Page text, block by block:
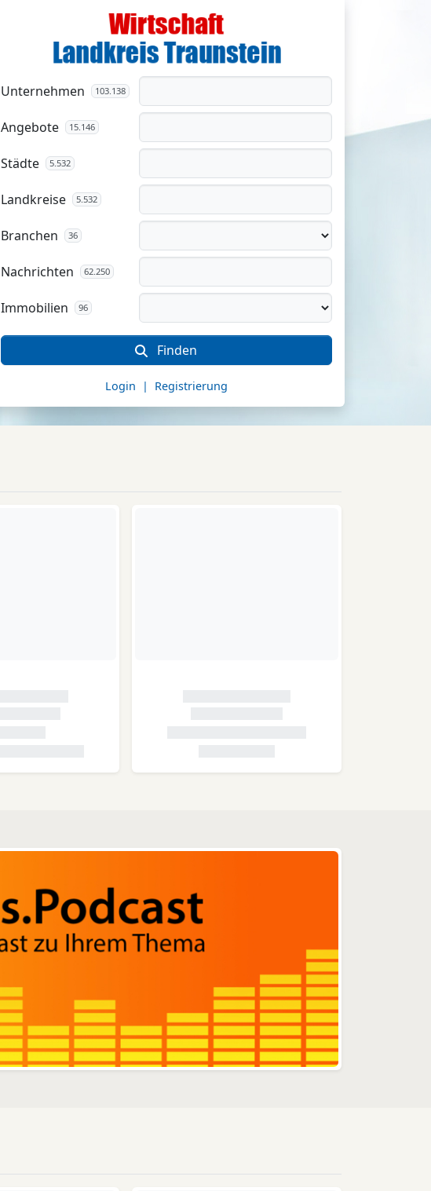
Unternehmen 103.138
Angebote 15.146
Städte 5.532
Landkreise 5.532
Branchen 36
Nachrichten 62.250
Immobilien 96
Finden
Login | Registrierung